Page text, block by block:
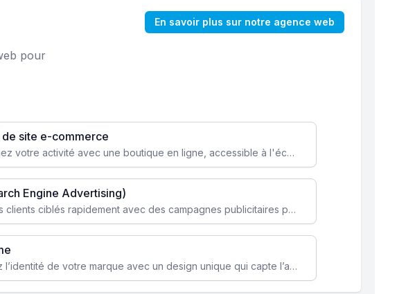
En savoir plus sur notre agence web
pour
de site e-commerce
Transformez votre activité avec une boutique en ligne, accessible à l'échelle mondiale 24/7.
Engine Advertising)
Attirez des clients ciblés rapidement avec des campagnes publicitaires payantes optimisées pour vos objectifs.
Renforcez l’identité de votre marque avec un design unique qui capte l’attention et engage vos clients.